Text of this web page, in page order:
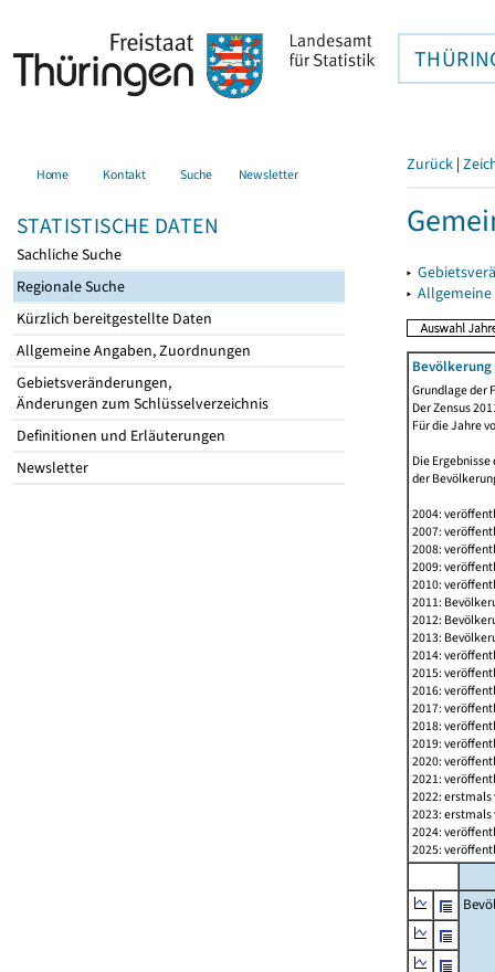
Home Kontakt Suche Newsletter
STATISTISCHE DATEN
Sachliche Suche
Regionale Suche
Kürzlich bereitgestellte Daten
Allgemeine Angaben, Zuordnungen
Gebietsveränderungen,
Änderungen zum Schlüsselverzeichnis
Definitionen und Erläuterungen
Newsletter
Zurück |
▸
▸
Grundlage der
Der Zensus
Für die Jahre
Die
der
2004:
2007:
2008:
2009:
2010:
2011:
2012:
2013:
2014:
2015:
2016:
2017:
2018:
2019:
2020:
2021:
2022:
2023:
2024:
2025: